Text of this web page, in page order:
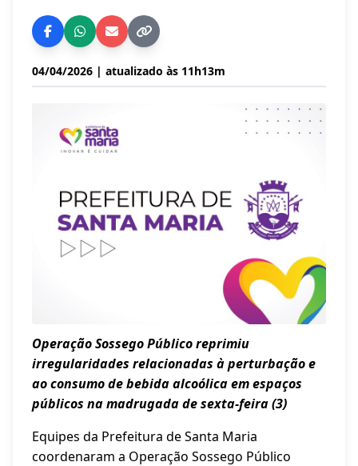
04/04/2026 | atualizado às 11h13m
Operação Sossego Público reprimiu
irregularidades relacionadas à perturbação e
ao consumo de bebida alcoólica em espaços
públicos na madrugada de sexta-feira (3)
Equipes da Prefeitura de Santa Maria
coordenaram a Operação Sossego Público